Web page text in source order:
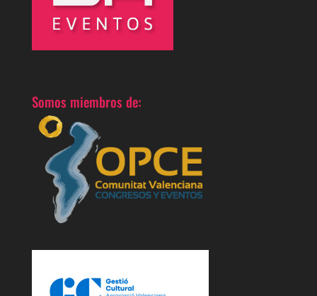
Somos miembros de: